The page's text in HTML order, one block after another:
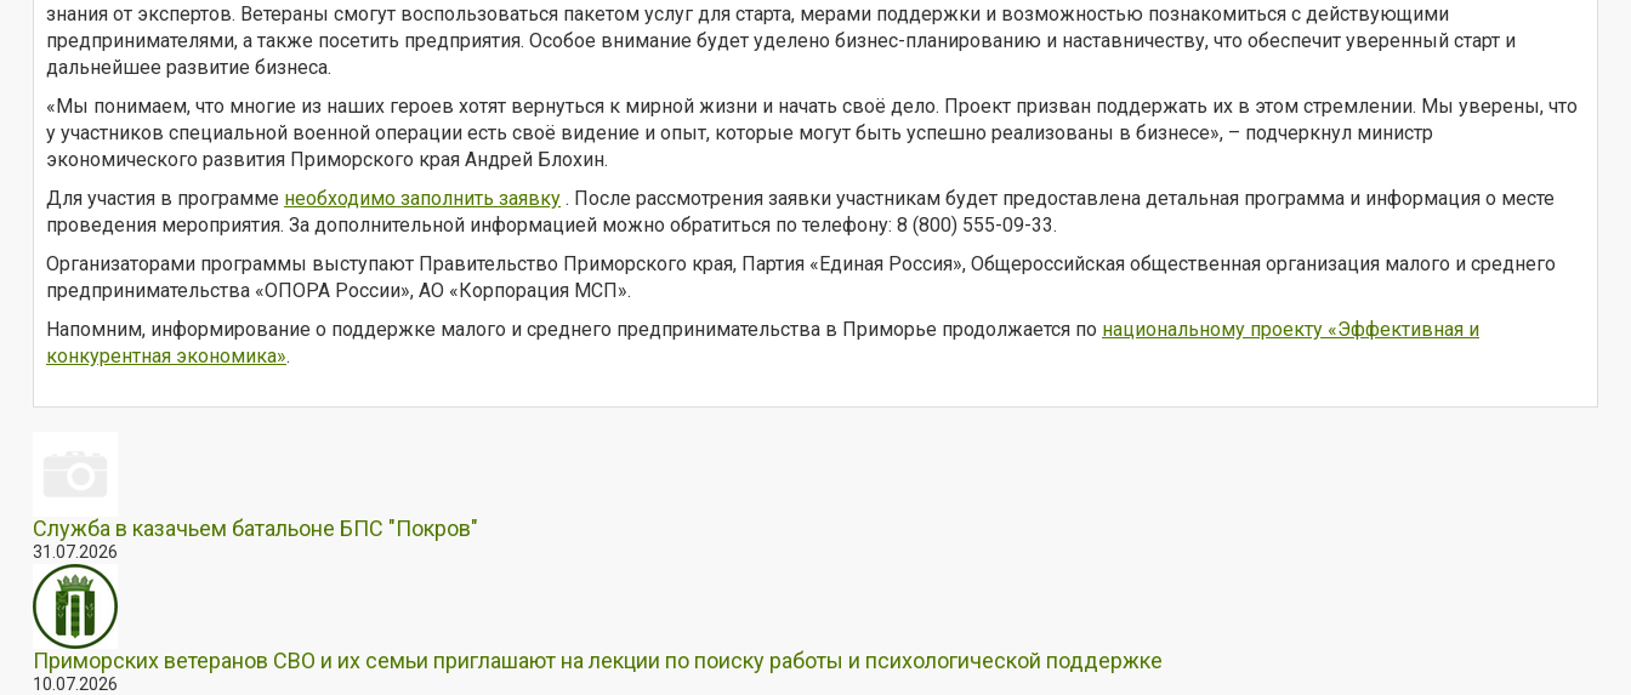
знания от экспертов. Ветераны смогут воспользоваться пакетом услуг для старта, мерами поддержки и возможностью познакомиться с действующими
предпринимателями, а также посетить предприятия. Особое внимание будет уделено бизнес-планированию и наставничеству, что обеспечит уверенный старт и
дальнейшее развитие бизнеса.
«Мы понимаем, что многие из наших героев хотят вернуться к мирной жизни и начать своё дело. Проект призван поддержать их в этом стремлении. Мы уверены, что
у участников специальной военной операции есть своё видение и опыт, которые могут быть успешно реализованы в бизнесе», – подчеркнул министр
экономического развития Приморского края Андрей Блохин.
Для участия в программе необходимо заполнить заявку . После рассмотрения заявки участникам будет предоставлена детальная программа и информация о месте
проведения мероприятия. За дополнительной информацией можно обратиться по телефону: 8 (800) 555-09-33.
Организаторами программы выступают Правительство Приморского края, Партия «Единая Россия», Общероссийская общественная организация малого и среднего
предпринимательства «ОПОРА России», АО «Корпорация МСП».
Напомним, информирование о поддержке малого и среднего предпринимательства в Приморье продолжается по национальному проекту «Эффективная и
конкурентная экономика».
Служба в казачьем батальоне БПС "Покров"
31.07.2026
Приморских ветеранов СВО и их семьи приглашают на лекции по поиску работы и психологической поддержке
10.07.2026